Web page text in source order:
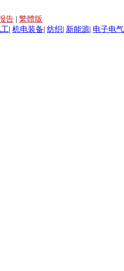
告 | 繁體版
| 机电装备| 纺织| 新能源| 电子电气